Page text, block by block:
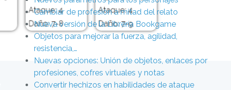
Cambiar de profesión a mitad del relato
Nueva versión de la Librería Bookgame
Objetos para mejorar la fuerza, agilidad,
resistencia,…
Nuevas opciones: Unión de objetos, enlaces por
profesiones, cofres virtuales y notas
Convertir hechizos en habilidades de ataque